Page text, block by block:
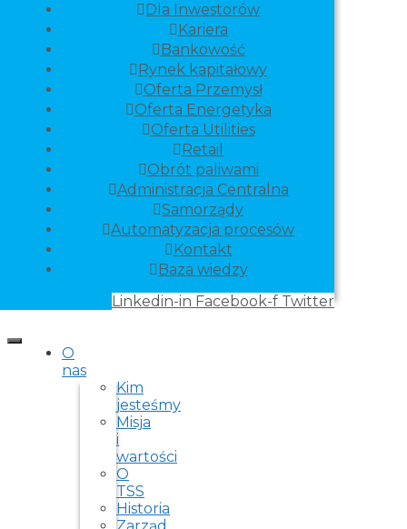
Dla Inwestorów
Kariera
Bankowość
Rynek kapitałowy
Oferta Przemysł
Oferta Energetyka
Oferta Utilities
Retail
Obrót paliwami
Administracja Centralna
Samorządy
Automatyzacja procesów
Kontakt
Baza wiedzy
Linkedin-in Facebook-f Twitter
O
nas
Kim
jesteśmy
Misja
i
wartości
O
TSS
Historia